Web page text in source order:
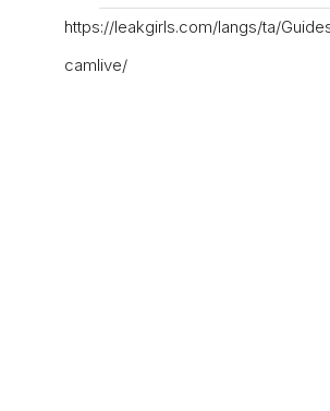
https://leakgirls.com/langs/ta/
camlive/